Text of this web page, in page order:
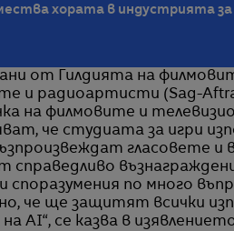
хората в индустрията за
от Гилдията на
и радиоартисти (Sag-
на филмовите и
че студиата за игри
гласовете и
справедливо
споразумения по много
че ще защитят всички
AI“, се казва в